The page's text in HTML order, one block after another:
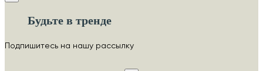
Будьте в тренде
Подпишитесь на нашу рассылку